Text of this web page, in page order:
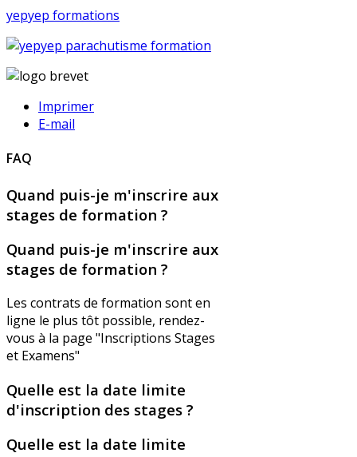
yepyep formations
Imprimer
E-mail
FAQ
Quand puis-je m'inscrire aux
stages de formation ?
Quand puis-je m'inscrire aux
stages de formation ?
Les contrats de formation sont en
ligne le plus tôt possible, rendez-
vous à la page "Inscriptions Stages
et Examens"
Quelle est la date limite
d'inscription des stages ?
Quelle est la date limite